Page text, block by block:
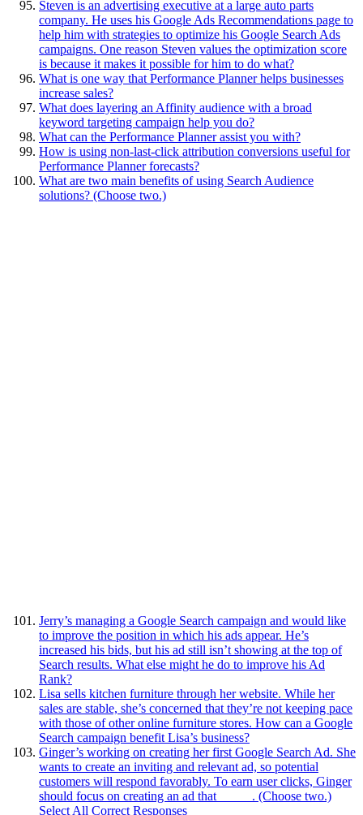
Steven is an advertising executive at a large auto parts
company. He uses his Google Ads Recommendations page to
help him with strategies to optimize his Google Search Ads
campaigns. One reason Steven values the optimization score
is because it makes it possible for him to do what?
What is one way that Performance Planner helps businesses
increase sales?
What does layering an Affinity audience with a broad
keyword targeting campaign help you do?
What can the Performance Planner assist you with?
How is using non-last-click attribution conversions useful for
Performance Planner forecasts?
What are two main benefits of using Search Audience
solutions? (Choose two.)
Jerry’s managing a Google Search campaign and would like
to improve the position in which his ads appear. He’s
increased his bids, but his ad still isn’t showing at the top of
Search results. What else might he do to improve his Ad
Rank?
Lisa sells kitchen furniture through her website. While her
sales are stable, she’s concerned that they’re not keeping pace
with those of other online furniture stores. How can a Google
Search campaign benefit Lisa’s business?
Ginger’s working on creating her first Google Search Ad. She
wants to create an inviting and relevant ad, so potential
customers will respond favorably. To earn user clicks, Ginger
should focus on creating an ad that _____. (Choose two.)
Select All Correct Responses